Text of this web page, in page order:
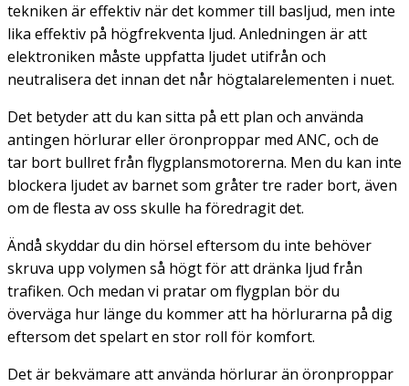
tekniken är effektiv när det kommer till basljud, men inte
lika effektiv på högfrekventa ljud. Anledningen är att
elektroniken måste uppfatta ljudet utifrån och
neutralisera det innan det når högtalarelementen i nuet.
Det betyder att du kan sitta på ett plan och använda
antingen hörlurar eller öronproppar med ANC, och de
tar bort bullret från flygplansmotorerna. Men du kan inte
blockera ljudet av barnet som gråter tre rader bort, även
om de flesta av oss skulle ha föredragit det.
Ändå skyddar du din hörsel eftersom du inte behöver
skruva upp volymen så högt för att dränka ljud från
trafiken. Och medan vi pratar om flygplan bör du
överväga hur länge du kommer att ha hörlurarna på dig
eftersom det spelart en stor roll för komfort.
Det är bekvämare att använda hörlurar än öronproppar